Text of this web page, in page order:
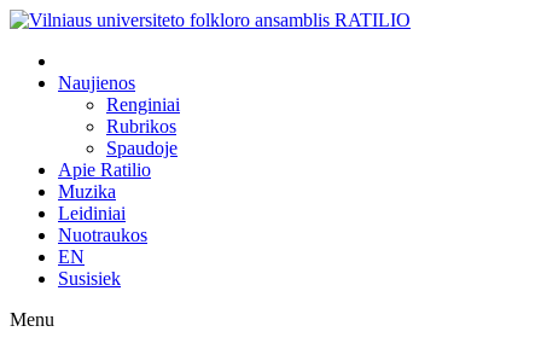
Naujienos
Renginiai
Rubrikos
Spaudoje
Apie Ratilio
Muzika
Leidiniai
Nuotraukos
EN
Susisiek
Menu